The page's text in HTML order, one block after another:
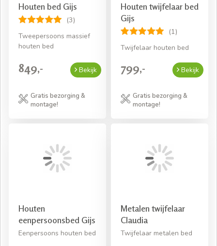
Houten bed Gijs
(3)
Tweepersoons massief
houten bed
849,- Bekijk
Gratis bezorging &
montage!
Houten twijfelaar bed
Gijs
(1)
Twijfelaar houten bed
799,- Bekijk
Gratis bezorging &
montage!
Houten
eenpersoonsbed Gijs
Eenpersoons houten bed
Metalen twijfelaar
Claudia
Twijfelaar metalen bed